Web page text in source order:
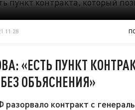
11:28
«ЕСТЬ ПУНКТ
ОБЪЯСНЕНИЯ»
контракт с